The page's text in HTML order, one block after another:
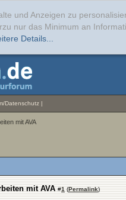
und Anzeigen zu
nur das Minimum an
Details...
Datenschutz |
mit AVA
mit AVA #1 (Permalink)